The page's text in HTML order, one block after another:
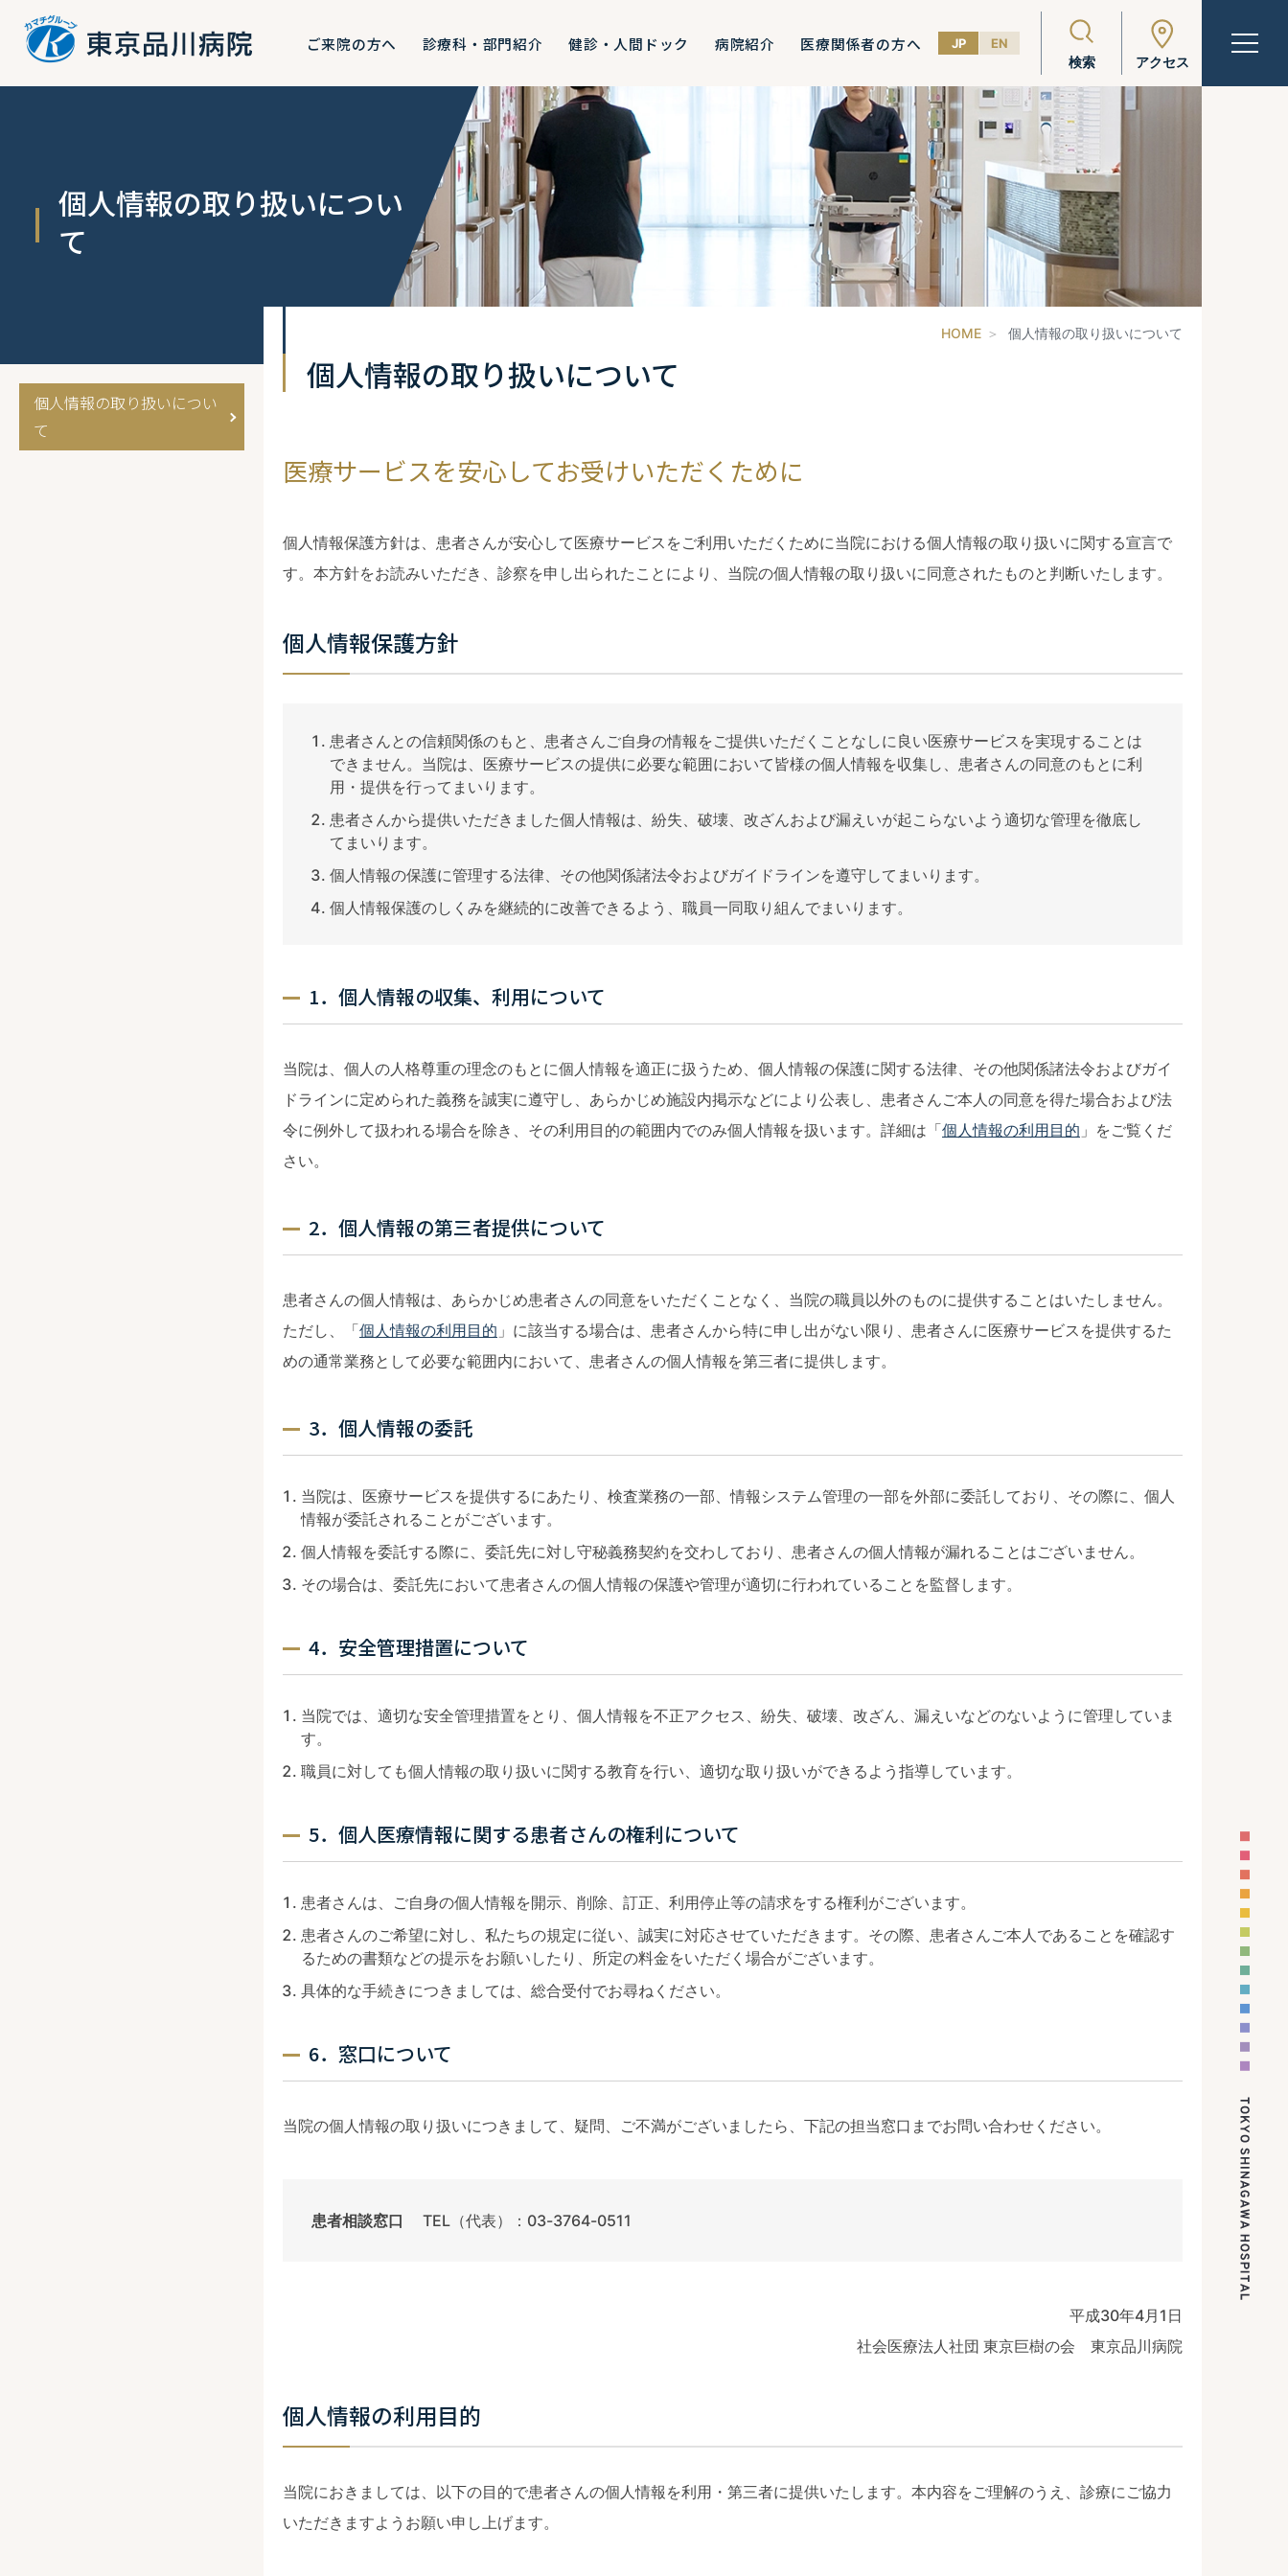
ご来院の方へ 診療科・部門紹介 健診・人間ドック 病院紹介 医療関係者の方へ JP EN
検索 アクセス
個人情報の取り扱いについ
て
HOME 個人情報の取り扱いについて
個人情報の取り扱いについて
医療サービスを安心してお受けいただくために
個人情報保護方針は、患者さんが安心して医療サービスをご利用いただくために当院における個人情報の取り扱いに関する宣言で
す。本方針をお読みいただき、診察を申し出られたことにより、当院の個人情報の取り扱いに同意されたものと判断いたします。
個人情報保護方針
患者さんとの信頼関係のもと、患者さんご自身の情報をご提供いただくことなしに良い医療サービスを実現することは
できません。当院は、医療サービスの提供に必要な範囲において皆様の個人情報を収集し、患者さんの同意のもとに利
用・提供を行ってまいります。
患者さんから提供いただきました個人情報は、紛失、破壊、改ざんおよび漏えいが起こらないよう適切な管理を徹底し
てまいります。
個人情報の保護に管理する法律、その他関係諸法令およびガイドラインを遵守してまいります。
個人情報保護のしくみを継続的に改善できるよう、職員一同取り組んでまいります。
1．個人情報の収集、利用について
当院は、個人の人格尊重の理念のもとに個人情報を適正に扱うため、個人情報の保護に関する法律、その他関係諸法令およびガイ
ドラインに定められた義務を誠実に遵守し、あらかじめ施設内掲示などにより公表し、患者さんご本人の同意を得た場合および法
令に例外して扱われる場合を除き、その利用目的の範囲内でのみ個人情報を扱います。詳細は「個人情報の利用目的 」をご覧くだ
さい。
2．個人情報の第三者提供について
患者さんの個人情報は、あらかじめ患者さんの同意をいただくことなく、当院の職員以外のものに提供することはいたしません。
ただし、「個人情報の利用目的 」に該当する場合は、患者さんから特に申し出がない限り、患者さんに医療サービスを提供するた
めの通常業務として必要な範囲内において、患者さんの個人情報を第三者に提供します。
3．個人情報の委託
当院は、医療サービスを提供するにあたり、検査業務の一部、情報システム管理の一部を外部に委託しており、その際に、個人
情報が委託されることがございます。
個人情報を委託する際に、委託先に対し守秘義務契約を交わしており、患者さんの個人情報が漏れることはございません。
その場合は、委託先において患者さんの個人情報の保護や管理が適切に行われていることを監督します。
4．安全管理措置について
当院では、適切な安全管理措置をとり、個人情報を不正アクセス、紛失、破壊、改ざん、漏えいなどのないように管理していま
す。
職員に対しても個人情報の取り扱いに関する教育を行い、適切な取り扱いができるよう指導しています。
5．個人医療情報に関する患者さんの権利について
患者さんは、ご自身の個人情報を開示、削除、訂正、利用停止等の請求をする権利がございます。
患者さんのご希望に対し、私たちの規定に従い、誠実に対応させていただきます。その際、患者さんご本人であることを確認す
るための書類などの提示をお願いしたり、所定の料金をいただく場合がございます。
具体的な手続きにつきましては、総合受付でお尋ねください。
6．窓口について
当院の個人情報の取り扱いにつきまして、疑問、ご不満がございましたら、下記の担当窓口までお問い合わせください。
患者相談窓口 TEL（代表）：03-3764-0511
平成30年4月1日
社会医療法人社団 東京巨樹の会 東京品川病院
個人情報の利用目的
当院におきましては、以下の目的で患者さんの個人情報を利用・第三者に提供いたします。本内容をご理解のうえ、診療にご協力
いただきますようお願い申し上げます。
個人情報の取り扱いについ
て